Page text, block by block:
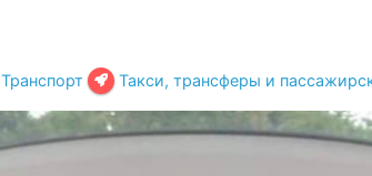
Транспорт Такси, трансферы и